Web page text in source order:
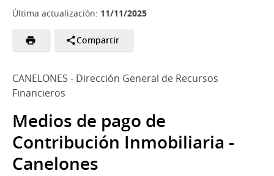
Última actualización: 11/11/2025
Compartir
CANELONES - Dirección General de Recursos
Financieros
Medios de pago de
Contribución Inmobiliaria -
Canelones